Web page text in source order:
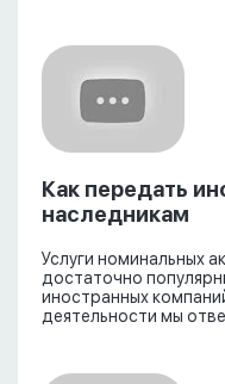
Как передать
наследникам
Услуги номинальных
достаточно
иностранных
деятельности мы